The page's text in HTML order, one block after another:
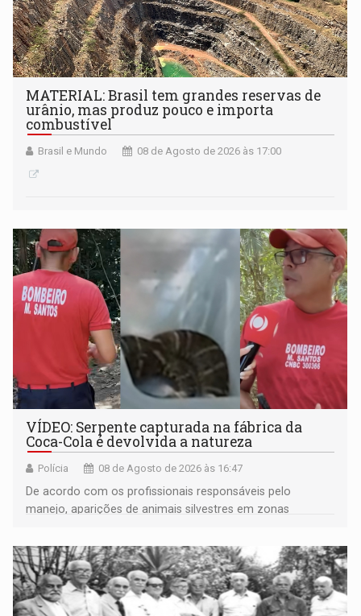
MATERIAL: Brasil tem grandes reservas de
urânio, mas produz pouco e importa
combustível
Brasil e Mundo 08 de Agosto de 2026 às 17:00
VÍDEO: Serpente capturada na fábrica da
Coca-Cola é devolvida a natureza
Polícia 08 de Agosto de 2026 às 16:47
De acordo com os profissionais responsáveis pelo
manejo, aparições de animais silvestres em zonas